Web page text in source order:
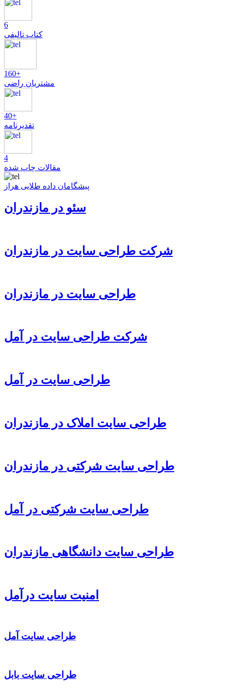
6
کتاب تالیفی
160+
مشتریان راضی
40+
تقدیرنامه
4
مقالات چاپ شده
پیشگامان داده طلایی هراز
سئو در مازندران
شرکت طراحی سایت در مازندران
طراحی سایت در مازندران
شرکت طراحی سایت در آمل
طراحی سایت در آمل
طراحی سایت املاک در مازندران
طراحی سایت شرکتی در مازندران
طراحی سایت شرکتی در آمل
طراحی سایت دانشگاهی مازندران
امنیت سایت درآمل
طراحی سایت آمل
طراحی سایت بابل